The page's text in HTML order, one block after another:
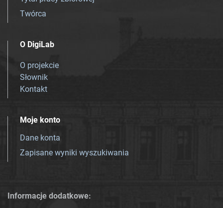
Twórca
O DigiLab
O projekcie
Słownik
Kontakt
Moje konto
Dane konta
Zapisane wyniki wyszukiwania
Informacje dodatkowe: